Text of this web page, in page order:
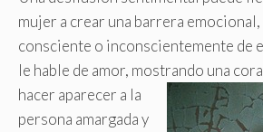
mujer a crear una barrera
consciente o inconscientemente de
le hable de amor, mostrando una
hacer aparecer a la
persona amargada y